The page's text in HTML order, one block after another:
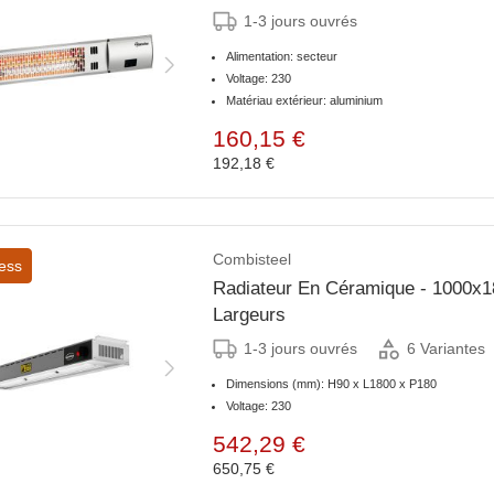
1-3 jours ouvrés
Alimentation: secteur
Voltage: 230
Matériau extérieur: aluminium
160,15 €
192,18 €
Combisteel
Radiateur En Céramique -
Largeurs
1-3 jours ouvrés 6 Variantes
Dimensions (mm): H90 x L1800 x P180
Voltage: 230
542,29 €
650,75 €